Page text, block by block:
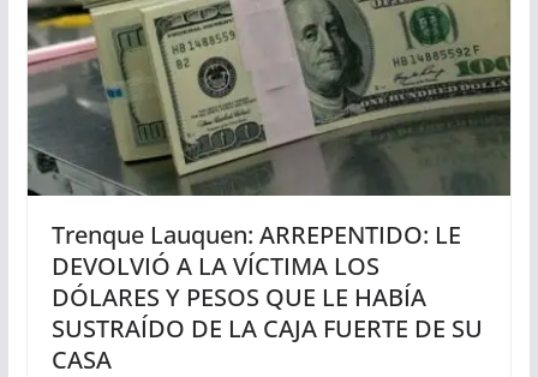
Trenque Lauquen: ARREPENTIDO: LE
DEVOLVIÓ A LA VÍCTIMA LOS
DÓLARES Y PESOS QUE LE HABÍA
SUSTRAÍDO DE LA CAJA FUERTE DE SU
CASA